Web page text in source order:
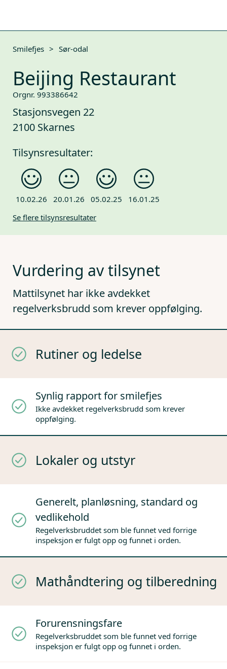
Smilefjes > Sør-odal
Beijing Restaurant
Orgnr. 993386642
Stasjonsvegen 22
2100 Skarnes
Tilsynsresultater:
10.02.26 20.01.26 05.02.25
16.01.25
Se flere tilsynsresultater
Vurdering av tilsynet
Mattilsynet har ikke avdekket
regelverksbrudd som krever oppfølging.
Rutiner og ledelse
Synlig rapport for smilefjes
Ikke avdekket regelverksbrudd som krever
oppfølging.
Lokaler og utstyr
Generelt, planløsning, standard og
vedlikehold
Regelverksbruddet som ble funnet ved forrige
inspeksjon er fulgt opp og funnet i orden.
Mathåndtering og tilberedning
Forurensningsfare
Regelverksbruddet som ble funnet ved forrige
inspeksjon er fulgt opp og funnet i orden.